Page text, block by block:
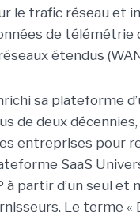
le trafic réseau et
de télémétrie
étendus
sa plateforme
de deux
entreprises pour
SaaS
à partir d’un seul et
Le terme «